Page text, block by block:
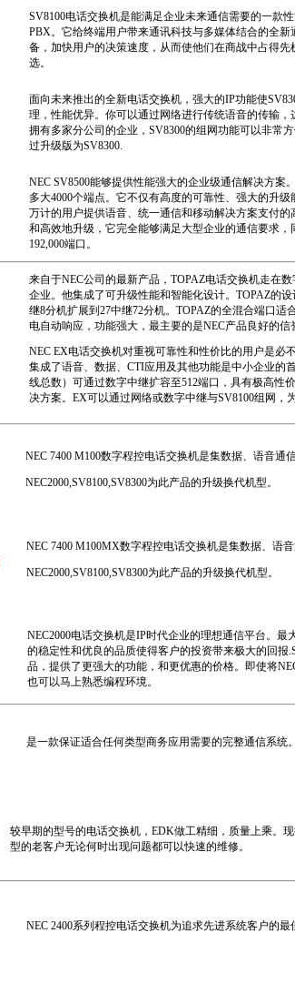
SV8100电话交换机是能满足企业未来通信需要的一款
PBX。它给终端用户带来通讯科技与多媒体结合的全
备，加快用户的决策速度，从而使他们在商战中占得
选。
面向未来推出的全新电话交换机，强大的IP功能使
理，性能优异。你可以通过网络进行传统语音的传输
拥有多家分公司的企业，SV8300的组网功能可以非常
过升级版为SV8300.
NEC SV8500能够提供性能强大的企业级通信解决方案
多大4000个端点。它不仅有高度的可靠性、强大的升
万计的用户提供语音、统一通信和移动解决方案支付
和高效地升级，它完全能够满足大型企业的通信要求
192,000端口。
来自于NEC公司的最新产品，TOPAZ电话交换机走在
企业。他集成了可升级性能和智能化设计。TOPAZ的
继8分机扩展到27中继72分机。TOPAZ的全混合端口
电自动响应，功能强大，最主要的是NEC产品良好的信
NEC EX电话交换机对重视可靠性和性价比的用户是必
集成了语音、数据、CTI应用及其他功能是中小企业的
线总数）可通过数字中继扩容至512端口，具有极高性
决方案。EX可以通过网络或数字中继与SV8100组网，
NEC 7400 M100数字程控电话交换机是集数据、语音通
NEC2000,SV8100,SV8300为此产品的升级换代机型。
NEC 7400 M100MX数字程控电话交换机是集数据、语
NEC2000,SV8100,SV8300为此产品的升级换代机型。
NEC2000电话交换机是IP时代企业的理想通信平台。最
的稳定性和优良的品质使得客户的投资带来极大的回报
品，提供了更强大的功能，和更优惠的价格。即使将
也可以马上熟悉编程环境。
是一款保证适合任何类型商务应用需要的完整通信系统。
较早期的型号的电话交换机，EDK做工精细，质量上乘。
型的老客户无论何时出现问题都可以快速的维修。
NEC 2400系列程控电话交换机为追求先进系统客户的最